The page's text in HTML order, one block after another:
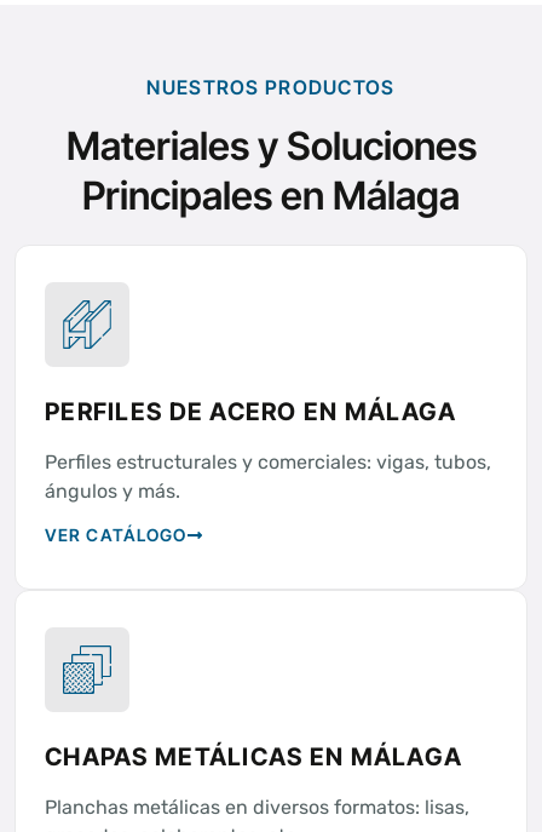
NUESTROS PRODUCTOS
Materiales y Soluciones
Principales en Málaga
PERFILES DE ACERO EN MÁLAGA
Perfiles estructurales y comerciales: vigas, tubos,
ángulos y más.
VER CATÁLOGO
CHAPAS METÁLICAS EN MÁLAGA
Planchas metálicas en diversos formatos: lisas,